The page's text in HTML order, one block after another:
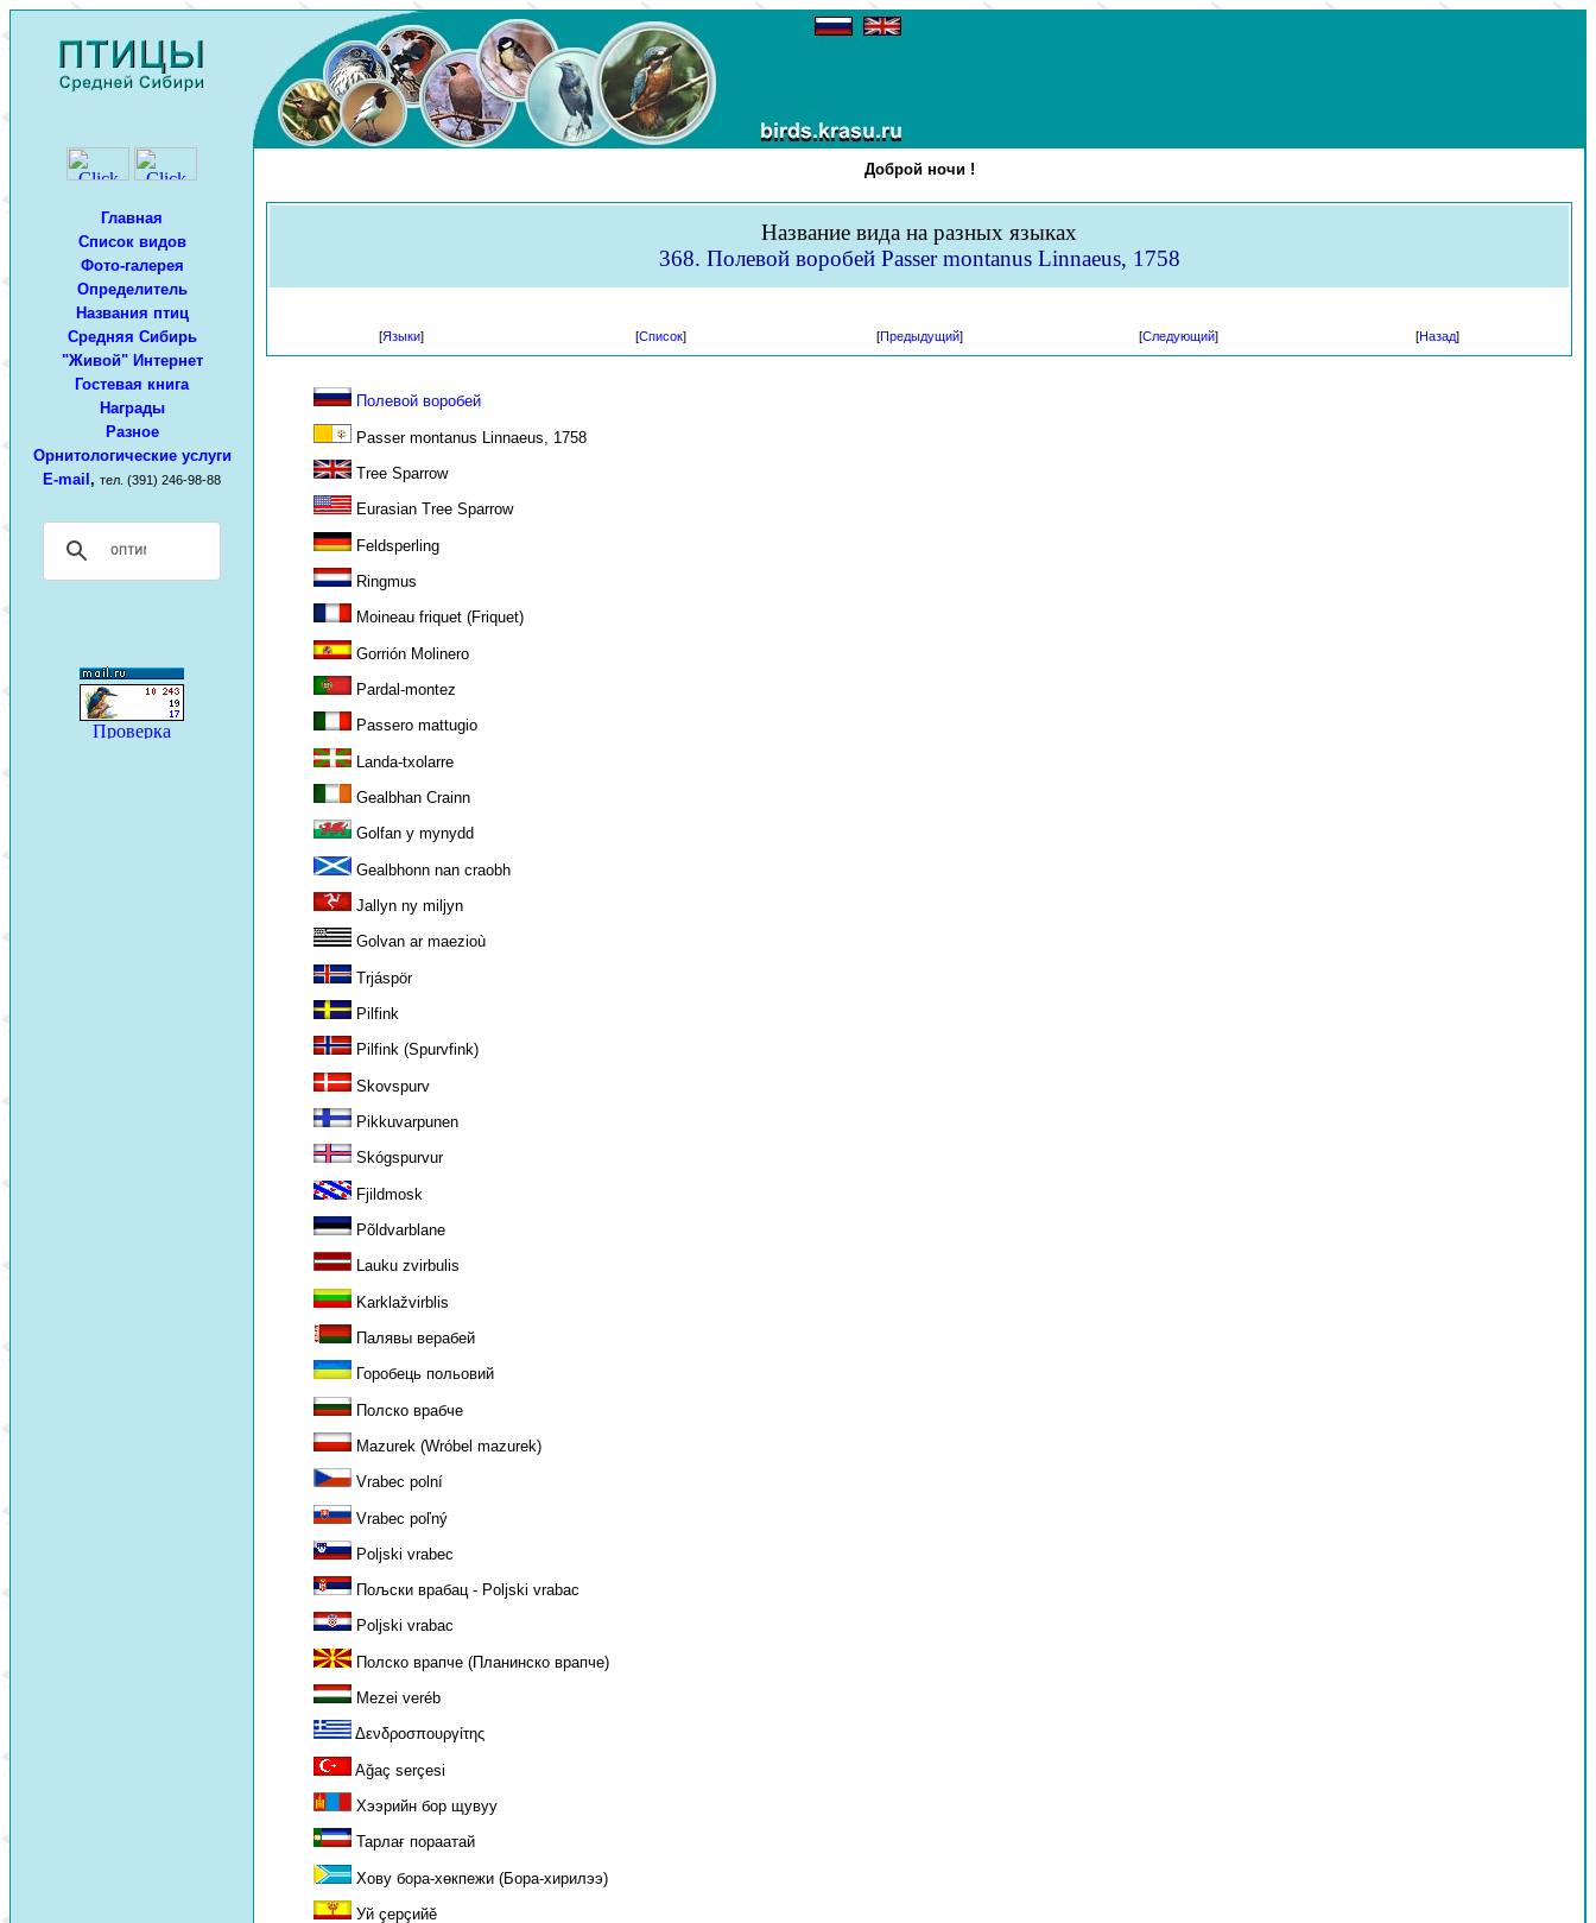
Главная
Список видов
Фото-галерея
Определитель
Названия птиц
Средняя Сибирь
"Живой" Интернет
Гостевая книга
Награды
Разное
Орнитологические услуги
E-mail , тел. (391) 246-98-88
Доброй ночи !
Название вида на разных языках
368. Полевой воробей Passer montanus Linnaeus, 1758
[Языки] [Список] [Предыдущий] [Следующий] [Назад]
Полевой воробей
Passer montanus Linnaeus, 1758
Tree Sparrow
Eurasian Tree Sparrow
Feldsperling
Ringmus
Moineau friquet (Friquet)
Gorrión Molinero
Pardal-montez
Passero mattugio
Landa-txolarre
Gealbhan Crainn
Golfan y mynydd
Gealbhonn nan craobh
Jallyn ny miljyn
Golvan ar maezioù
Trjáspör
Pilfink
Pilfink (Spurvfink)
Skovspurv
Pikkuvarpunen
Skógspurvur
Fjildmosk
Põldvarblane
Lauku zvirbulis
Karklažvirblis
Палявы верабей
Горобець польовий
Полско врабче
Mazurek (Wróbel mazurek)
Vrabec polní
Vrabec poľný
Poljski vrabec
Пољски врабац - Poljski vrabac
Poljski vrabac
Полско врапче (Планинско врапче)
Mezei veréb
Δενδροσπουργίτης
Ağaç serçesi
Хээрийн бор щувуу
Тарлағ пораатай
Хову бора-хөкпежи (Бора-хирилээ)
Уй çерçийĕ